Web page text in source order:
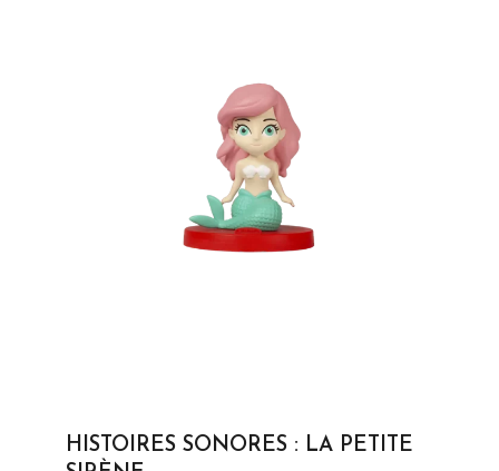
HISTOIRES SONORES : LA PETITE